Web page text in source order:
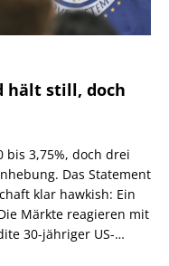
hält still, doch
bis 3,75%, doch drei
Das Statement
klar hawkish: Ein
Märkte reagieren mit
30-jähriger US-